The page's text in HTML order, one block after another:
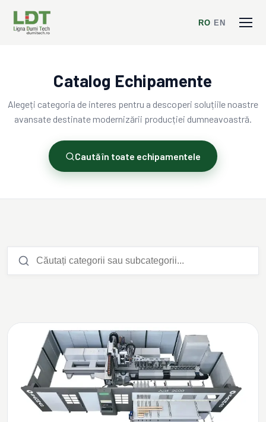
RO EN
Catalog Echipamente
Alegeți categoria de interes pentru a descoperi soluțiile noastre
avansate destinate modernizării producției dumneavoastră.
Caută în toate echipamentele